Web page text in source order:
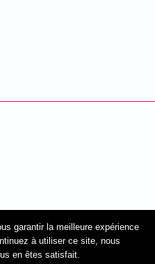
garantir la meilleure expérience
à utiliser ce site, nous
en êtes satisfait.